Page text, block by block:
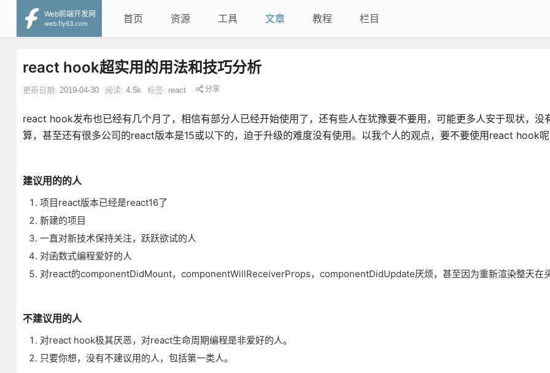
Web前端开发网
web.fly63.com
首页 资源 工具 文章 教程 栏目
react hook超实用的用法和技巧分析
更新日期: 2019-04-30 阅读: 4.5k 标签: react 分享
react hook发布也已经有几个月了，相信有部分人已经开始使用了，还有些人在犹豫要不要用，可能更多人安于现状，没
算，甚至还有很多公司的react版本是15或以下的，迫于升级的难度没有使用。以我个人的观点，要不要使用react hook呢
建议用的的人
项目react版本已经是react16了
新建的项目
一直对新技术保持关注，跃跃欲试的人
对函数式编程爱好的人
对react的componentDidMount，componentWillReceiverProps，componentDidUpdate厌烦，甚至因为重新渲染整天在
不建议用的人
对react hook极其厌恶，对react生命周期编程是非爱好的人。
只要你想，没有不建议用的人，包括第一类人。